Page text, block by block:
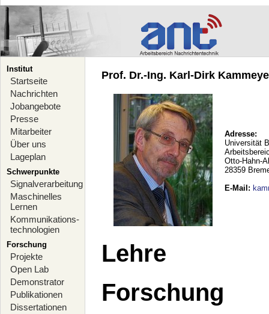
Institut
Startseite
Nachrichten
Jobangebote
Presse
Mitarbeiter
Über uns
Lageplan
Schwerpunkte
Signalverarbeitung
Maschinelles
Lernen
Kommunikations-
technologien
Forschung
Projekte
Open Lab
Demonstrator
Publikationen
Dissertationen
Prof. Dr.-Ing. Karl-Dirk
Adresse:
Universität
Otto-Hahn-
28359
E-Mail :
Lehre
Forschung